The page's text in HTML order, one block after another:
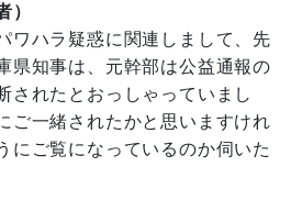
）
ハラ疑惑に関連しまして、先
県知事は、元幹部は公益通報の
されたとおっしゃっていまし
ご一緒されたかと思いますけれ
にご覧になっているのか伺いた